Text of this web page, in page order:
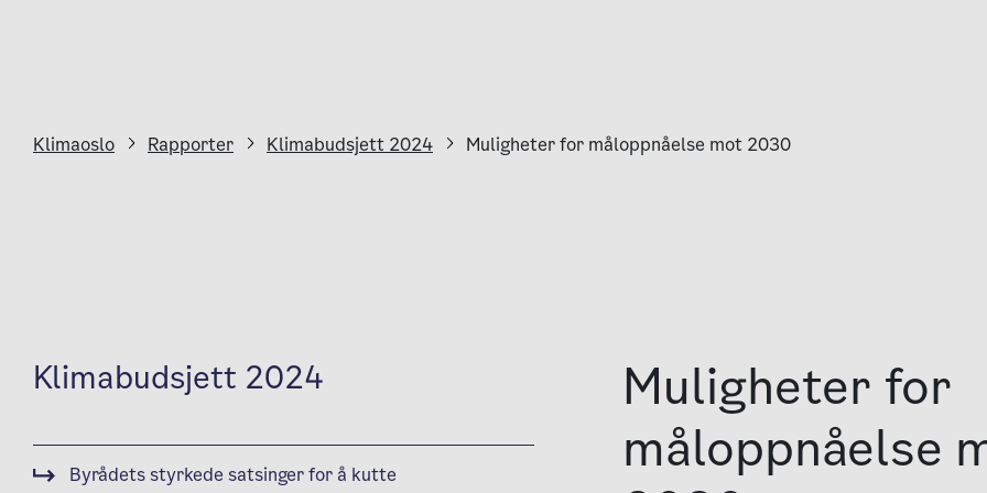
Klimaoslo Rapporter Klimabudsjett 2024 Muligheter for måloppnåelse mot 2030
Klimabudsjett 2024
Byrådets styrkede satsinger for å kutte
Muligheter for
måloppnåelse